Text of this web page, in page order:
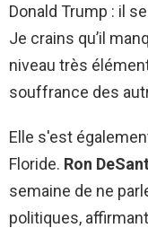
Donald Trump : il
Je crains qu’il
niveau très
souffrance des
Elle s'est
Floride. Ron
semaine de ne
politiques,